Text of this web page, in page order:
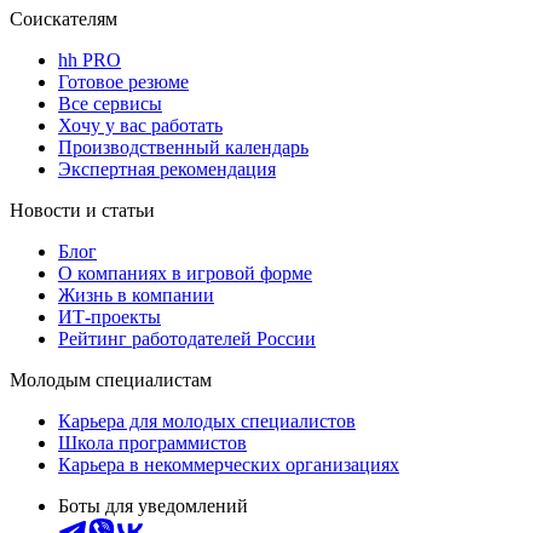
Соискателям
hh PRO
Готовое резюме
Все сервисы
Хочу у вас работать
Производственный календарь
Экспертная рекомендация
Новости и статьи
Блог
О компаниях в игровой форме
Жизнь в компании
ИТ-проекты
Рейтинг работодателей России
Молодым специалистам
Карьера для молодых специалистов
Школа программистов
Карьера в некоммерческих организациях
Боты для уведомлений